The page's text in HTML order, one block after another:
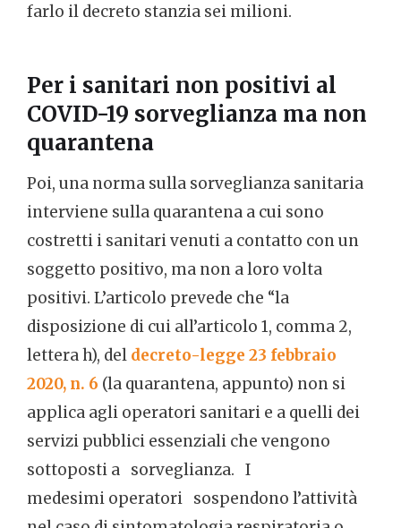
farlo il decreto stanzia sei milioni.
Per i sanitari non positivi al
COVID-19 sorveglianza ma non
quarantena
Poi, una norma sulla sorveglianza sanitaria
interviene sulla quarantena a cui sono
costretti i sanitari venuti a contatto con un
soggetto positivo, ma non a loro volta
positivi. L’articolo prevede che “la
disposizione di cui all’articolo 1, comma 2,
lettera h), del decreto-legge 23 febbraio
2020, n. 6 (la quarantena, appunto) non si
applica agli operatori sanitari e a quelli dei
servizi pubblici essenziali che vengono
sottoposti a sorveglianza. I
medesimi operatori sospendono l’attività